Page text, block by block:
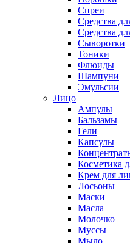
Спреи
Средства
Средства
Сыворотки
Тоники
Флюиды
Шампуни
Эмульсии
Лицо
Ампулы
Бальзамы
Гели
Капсулы
Косметика
Крем для
Лосьоны
Маски
Масла
Молочко
Муссы
Мыло